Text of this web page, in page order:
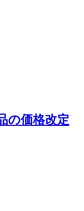
の価格改定